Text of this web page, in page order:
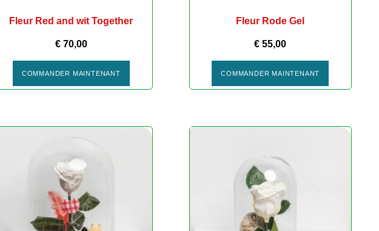
Fleur Red and wit Together
€70,00
COMMANDER MAINTENANT
Fleur Rode Gel
€ 55,00
COMMANDER MAINTENANT